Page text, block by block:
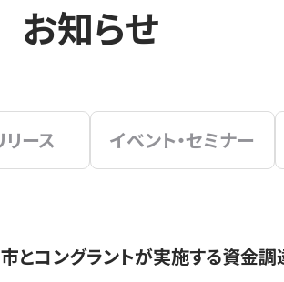
お知らせ
ース イベント・セミナー
とコングラントが実施する資金調